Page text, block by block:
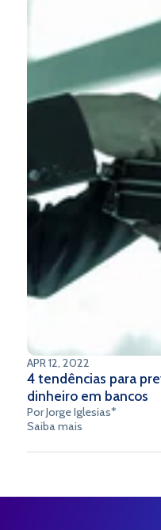
APR 12, 2022
4 tendências para
dinheiro em bancos
Por Jorge Iglesias*
Saiba mais